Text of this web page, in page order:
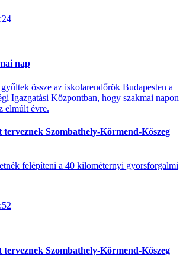
nap
össze az iskolarendőrök Budapesten a
Igazgatási Központban, hogy szakmai napon
elmúlt évre.
Szombathely-Körmend-Kőszeg
felépíteni a 40 kilométernyi gyorsforgalmi
Szombathely-Körmend-Kőszeg